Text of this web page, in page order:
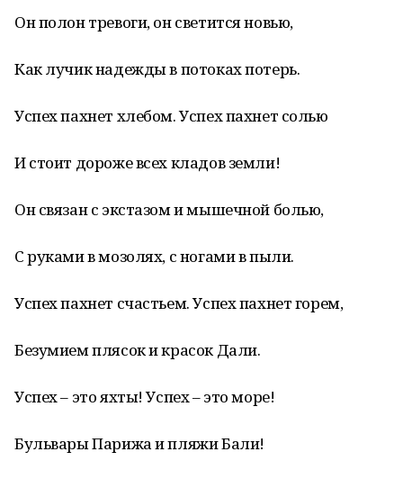
Он полон тревоги, он светится новью,
Как лучик надежды в потоках потерь.
Успех пахнет хлебом. Успех пахнет солью
И стоит дороже всех кладов земли!
Он связан с экстазом и мышечной болью,
С руками в мозолях, с ногами в пыли.
Успех пахнет счастьем. Успех пахнет горем,
Безумием плясок и красок Дали.
Успех – это яхты! Успех – это море!
Бульвары Парижа и пляжи Бали!